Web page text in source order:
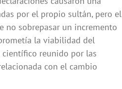
por el propio sultán, pero el
no sobrepasar un incremento
la viabilidad del
científico reunido por las
con el cambio